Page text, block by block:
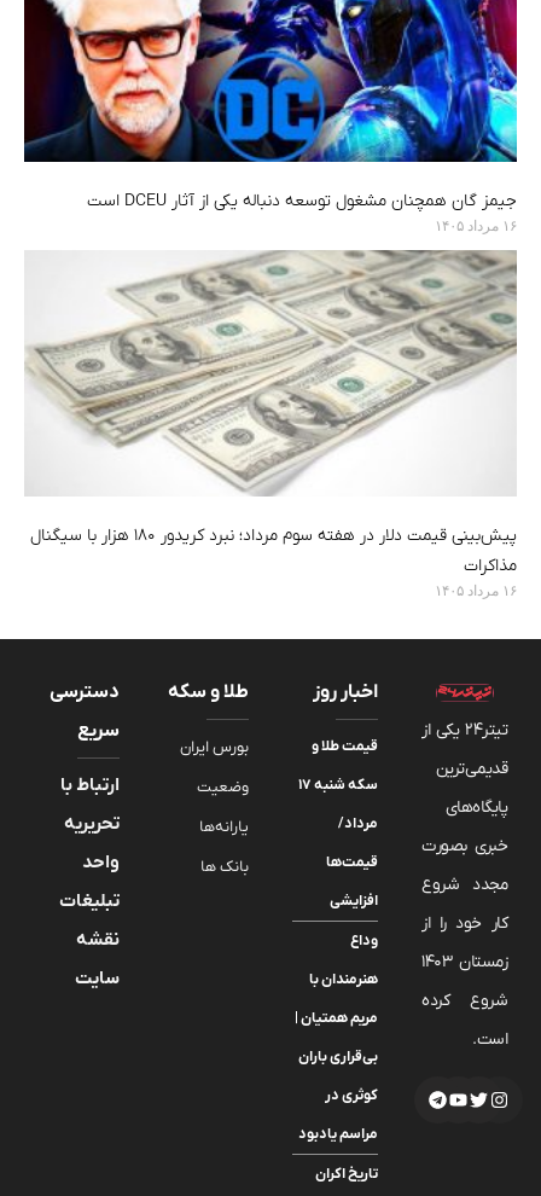
جیمز گان همچنان مشغول توسعه دنباله یکی از آثار DCEU است
۱۶ مرداد ۱۴۰۵
پیش‌بینی قیمت دلار در هفته سوم مرداد؛ نبرد کریدور ۱۸۰ هزار با سیگنال
مذاکرات
۱۶ مرداد ۱۴۰۵
تیتر24 یکی از
قدیمی‌ترین
پایگاه‌های
خبری بصورت
مجدد شروع
کار خود را از
زمستان 1403
شروع کرده
است.
اخبار روز
قیمت طلا و
سکه شنبه ۱۷
مرداد/
قیمت‌ها
افزایشی
وداع
هنرمندان با
مریم همتیان |
بی‌قراری باران
کوثری در
مراسم یادبود
تاریخ اکران
طلا و سکه
بورس ایران
وضعیت
یارانه‌ها
بانک ها
دسترسی
سریع
ارتباط با
تحریریه
واحد
تبلیغات
نقشه
سایت